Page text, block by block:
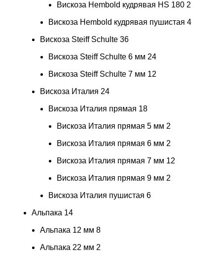
Вискоза Hembold кудрявая HS 180 2
Вискоза Hembold кудрявая пушистая 4
Вискоза Steiff Schulte 36
Вискоза Steiff Schulte 6 мм 24
Вискоза Steiff Schulte 7 мм 12
Вискоза Италия 24
Вискоза Италия прямая 18
Вискоза Италия прямая 5 мм 2
Вискоза Италия прямая 6 мм 2
Вискоза Италия прямая 7 мм 12
Вискоза Италия прямая 9 мм 2
Вискоза Италия пушистая 6
Альпака 14
Альпака 12 мм 8
Альпака 22 мм 2